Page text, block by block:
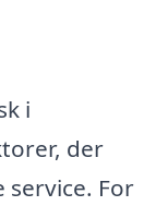
i
der
service. For